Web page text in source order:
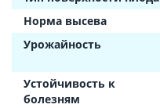
Норма высева
Урожайность
Устойчивость к
болезням